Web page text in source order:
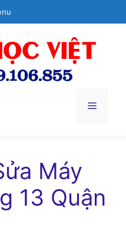
Menu
Máy
13 Quận